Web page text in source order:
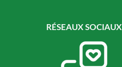
RÉSEAUX SOCIAUX